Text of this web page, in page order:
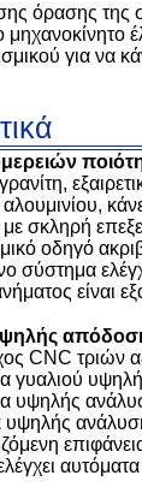
όρασης της
για να
σκληρή
οδηγό
είναι
CNC τριών
γυαλιού